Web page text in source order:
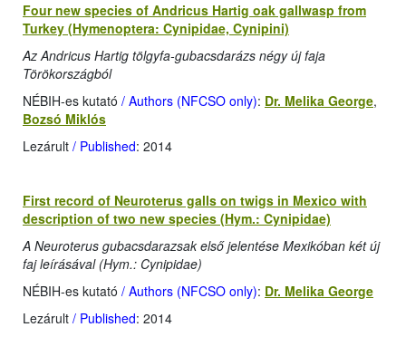
Four new species of Andricus Hartig oak gallwasp from
Turkey (Hymenoptera: Cynipidae, Cynipini)
Az Andricus Hartig tölgyfa-gubacsdarázs négy új faja
Törökországból
NÉBIH-es kutató / Authors (NFCSO only): Dr. Melika George,
Bozsó Miklós
Lezárult / Published: 2014
First record of Neuroterus galls on twigs in Mexico with
description of two new species (Hym.: Cynipidae)
A Neuroterus gubacsdarazsak első jelentése Mexikóban két új
faj leírásával (Hym.: Cynipidae)
NÉBIH-es kutató / Authors (NFCSO only): Dr. Melika George
Lezárult / Published: 2014